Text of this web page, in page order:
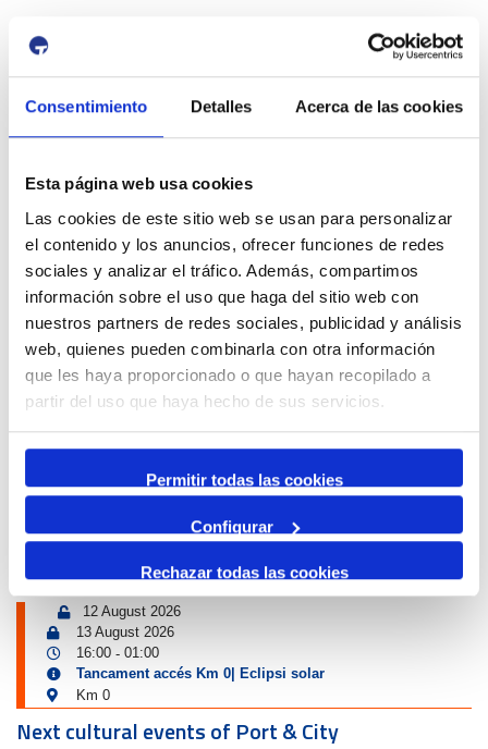
Consentimiento Detalles Acerca de las cookies
Esta página web usa cookies
Las cookies de este sitio web se usan para personalizar
el contenido y los anuncios, ofrecer funciones de redes
sociales y analizar el tráfico. Además, compartimos
información sobre el uso que haga del sitio web con
nuestros partners de redes sociales, publicidad y análisis
web, quienes pueden combinarla con otra información
que les haya proporcionado o que hayan recopilado a
partir del uso que haya hecho de sus servicios.
Permitir todas las cookies
Configurar
Rechazar todas las cookies
Port & City
'EL PORT ESPORTIU' - MARINA
Traffic warning
12 August 2026
13 August 2026
16:00 - 01:00
Tancament accés Km 0| Eclipsi solar
Km 0
Next cultural events of Port & City